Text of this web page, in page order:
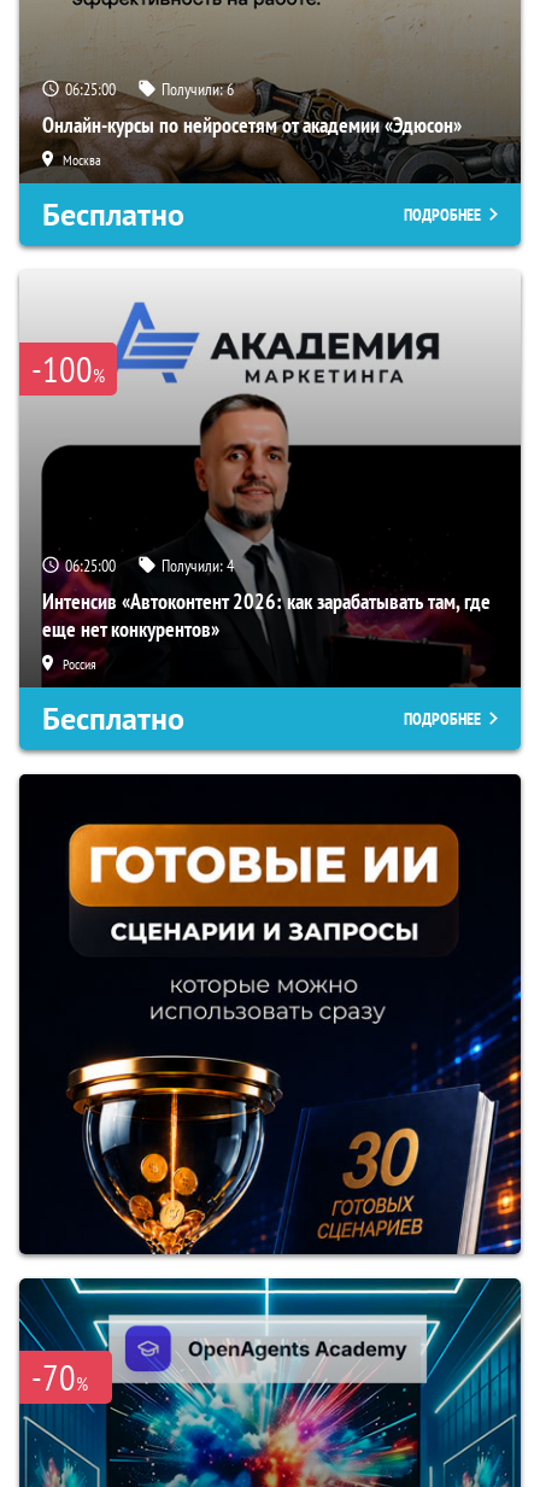
06:24:59 Получили:6
Онлайн-курсы по нейросетям от академии «Эдюсон»
Москва
Бесплатно ПОДРОБНЕЕ
-100%
06:24:59 Получили:4
Интенсив «Автоконтент 2026: как зарабатывать там, где
еще нет конкурентов»
Россия
Бесплатно ПОДРОБНЕЕ
-70%